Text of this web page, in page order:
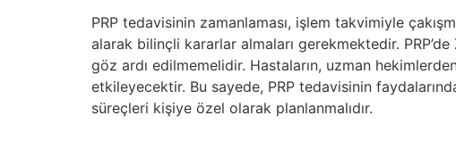
PRP tedavisinin zamanlaması, işlem takvimiyle
alarak bilinçli kararlar almaları gerekmektedir.
göz ardı edilmemelidir. Hastaların, uzman
etkileyecektir. Bu sayede, PRP tedavisinin
süreçleri kişiye özel olarak planlanmalıdır.